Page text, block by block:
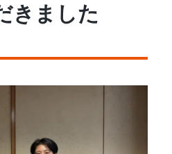
きました